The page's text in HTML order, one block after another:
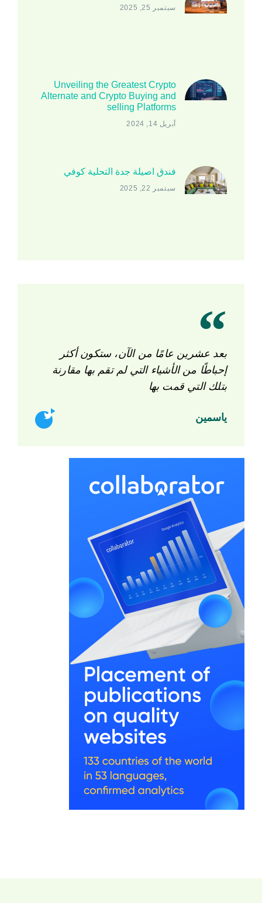
سبتمبر 25, 2025
Unveiling the Greatest Crypto
Alternate and Crypto Buying and
selling Platforms
أبريل 14, 2024
فندق اصيلة جدة التحلية كوفي
سبتمبر 22, 2025
بعد عشرين عامًا من الآن، ستكون أكثر
إحباطًا من الأشياء التي لم تقم بها مقارنة
بتلك التي قمت بها
ياسمين